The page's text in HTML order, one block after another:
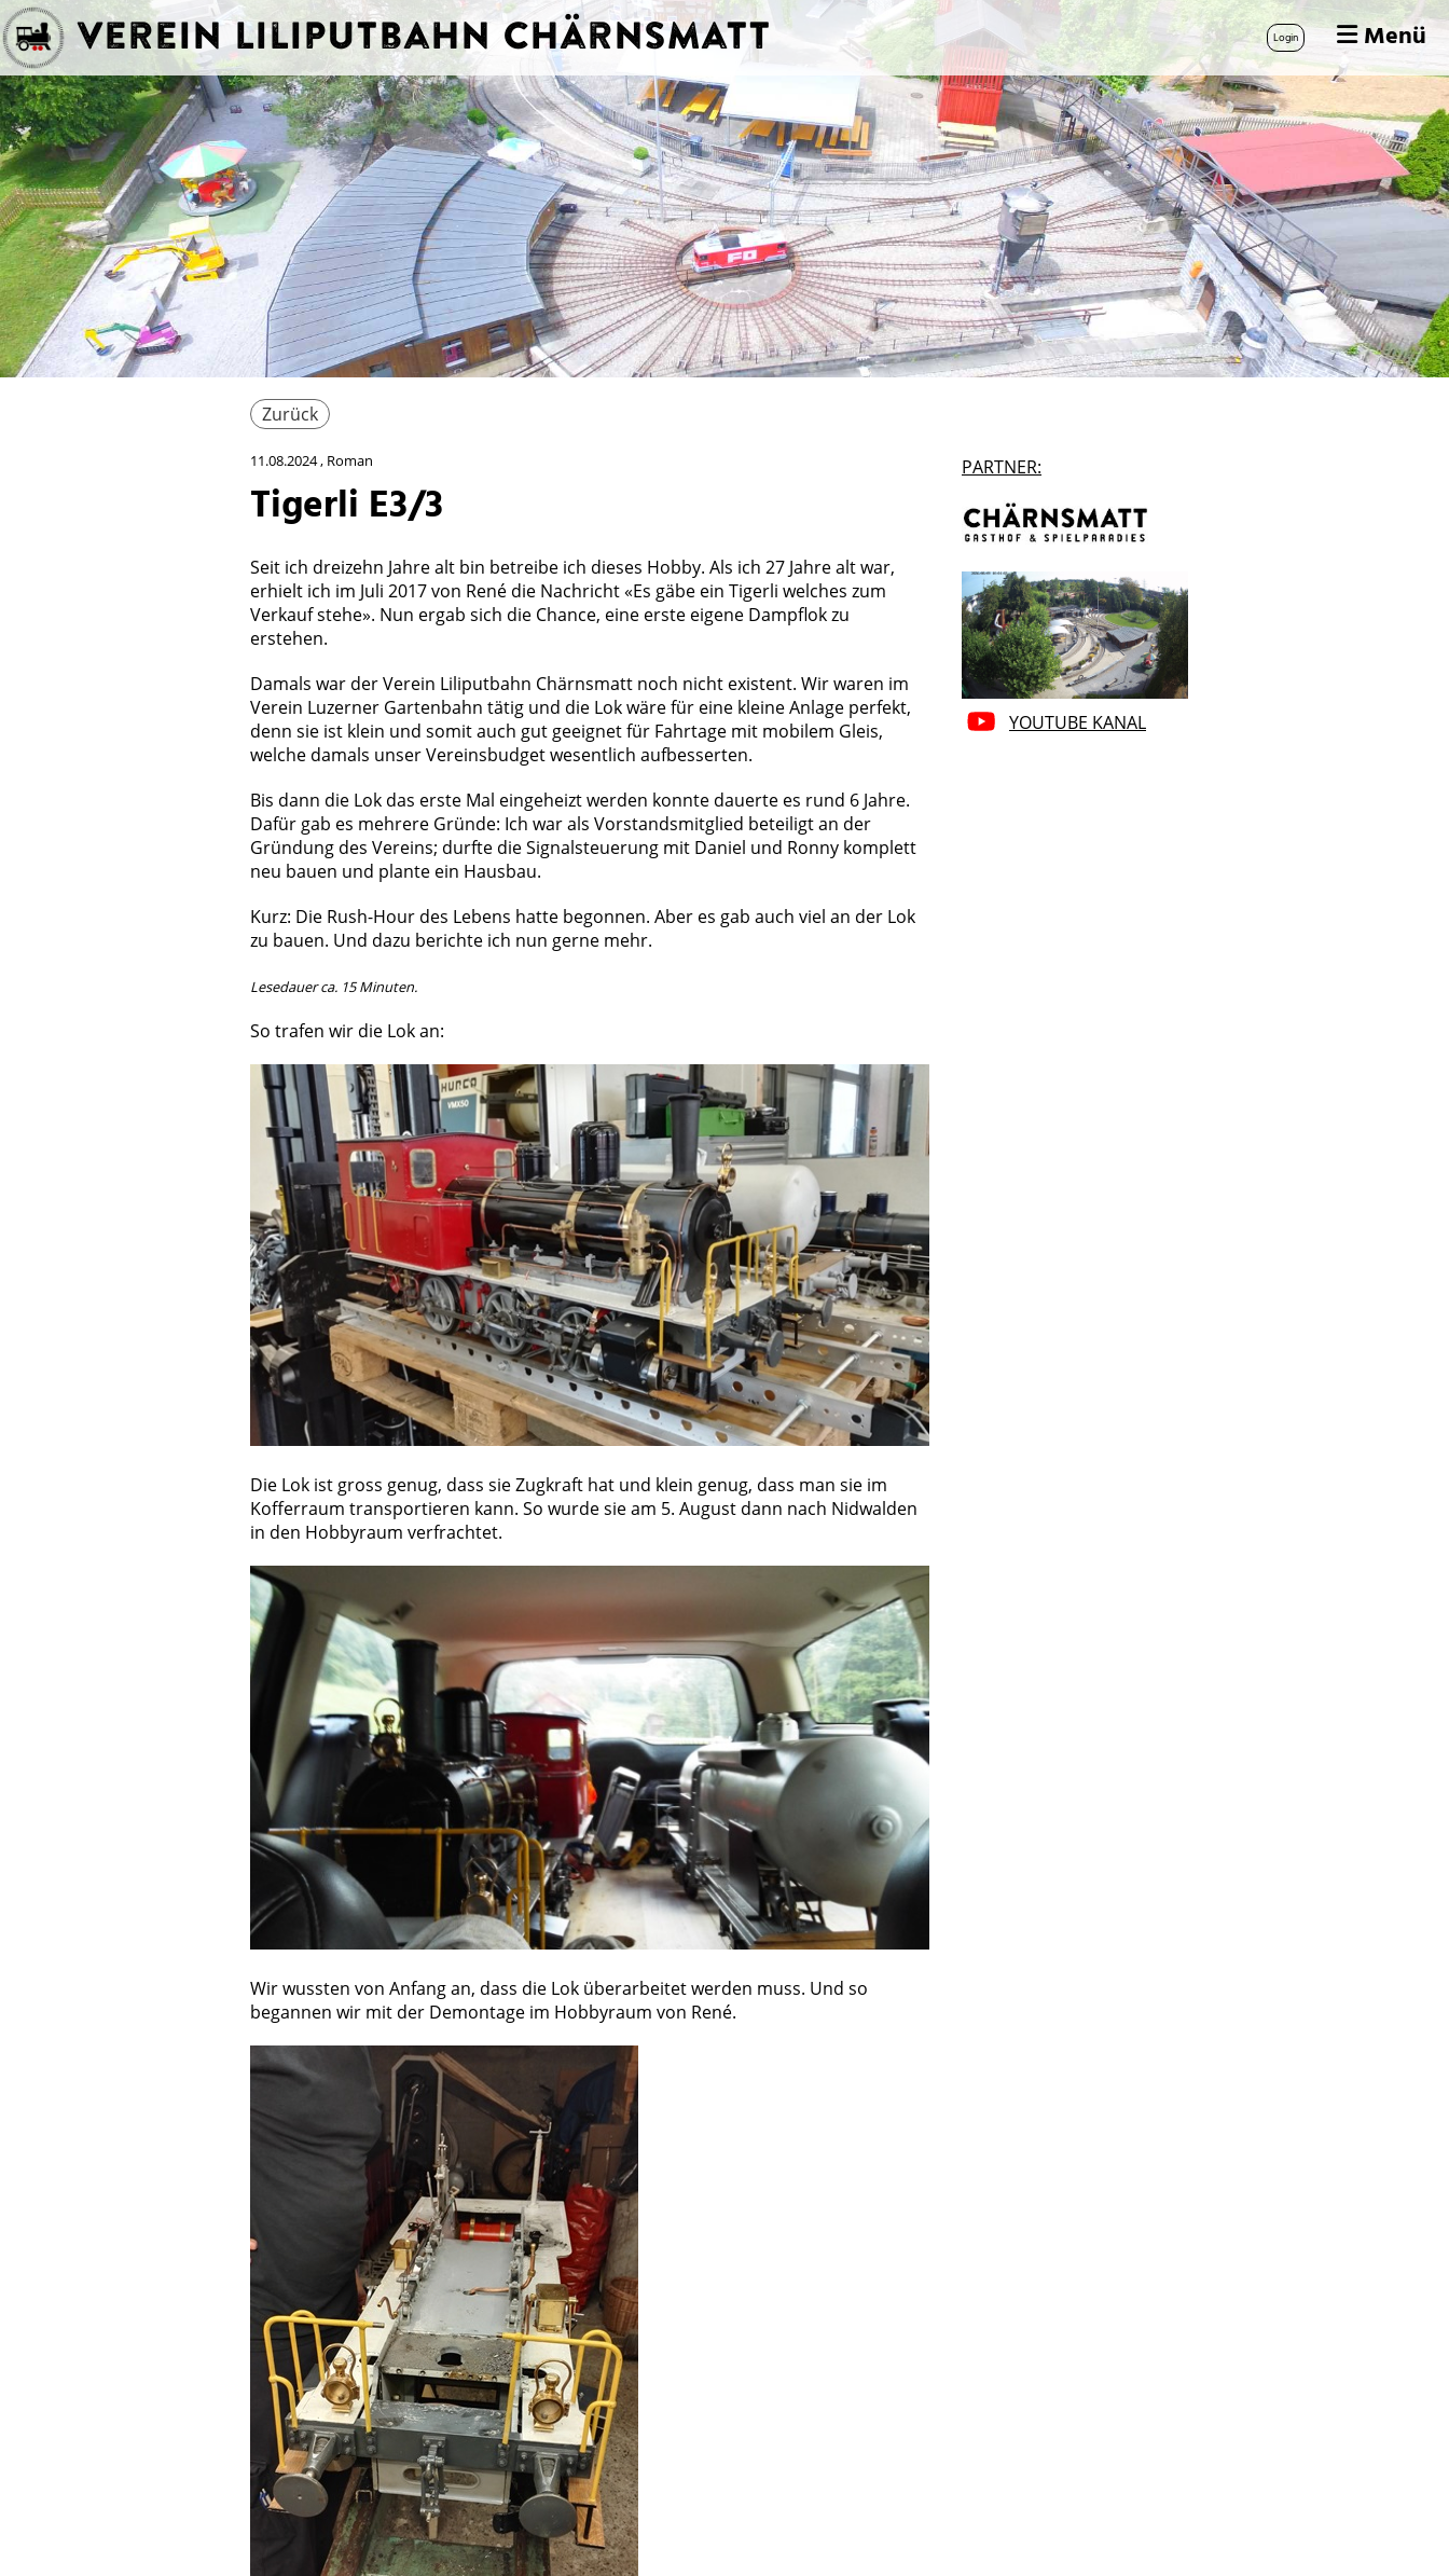
Verein Liliputbahn Chärnsmatt Login Menü
Zurück
11.08.2024, Roman
Tigerli E3/3
Seit ich dreizehn Jahre alt bin betreibe ich dieses Hobby. Als ich 27 Jahre alt war,
erhielt ich im Juli 2017 von René die Nachricht «Es gäbe ein Tigerli welches zum
Verkauf stehe». Nun ergab sich die Chance, eine erste eigene Dampflok zu
erstehen.
Damals war der Verein Liliputbahn Chärnsmatt noch nicht existent. Wir waren im
Verein Luzerner Gartenbahn tätig und die Lok wäre für eine kleine Anlage perfekt,
denn sie ist klein und somit auch gut geeignet für Fahrtage mit mobilem Gleis,
welche damals unser Vereinsbudget wesentlich aufbesserten.
Bis dann die Lok das erste Mal eingeheizt werden konnte dauerte es rund 6 Jahre.
Dafür gab es mehrere Gründe: Ich war als Vorstandsmitglied beteiligt an der
Gründung des Vereins; durfte die Signalsteuerung mit Daniel und Ronny komplett
neu bauen und plante ein Hausbau.
Kurz: Die Rush-Hour des Lebens hatte begonnen. Aber es gab auch viel an der Lok
zu bauen. Und dazu berichte ich nun gerne mehr.
Lesedauer ca. 15 Minuten.
So trafen wir die Lok an:
Die Lok ist gross genug, dass sie Zugkraft hat und klein genug, dass man sie im
Kofferraum transportieren kann. So wurde sie am 5. August dann nach Nidwalden
in den Hobbyraum verfrachtet.
Wir wussten von Anfang an, dass die Lok überarbeitet werden muss. Und so
begannen wir mit der Demontage im Hobbyraum von René.
PARTNER:
YOUTUBE KANAL